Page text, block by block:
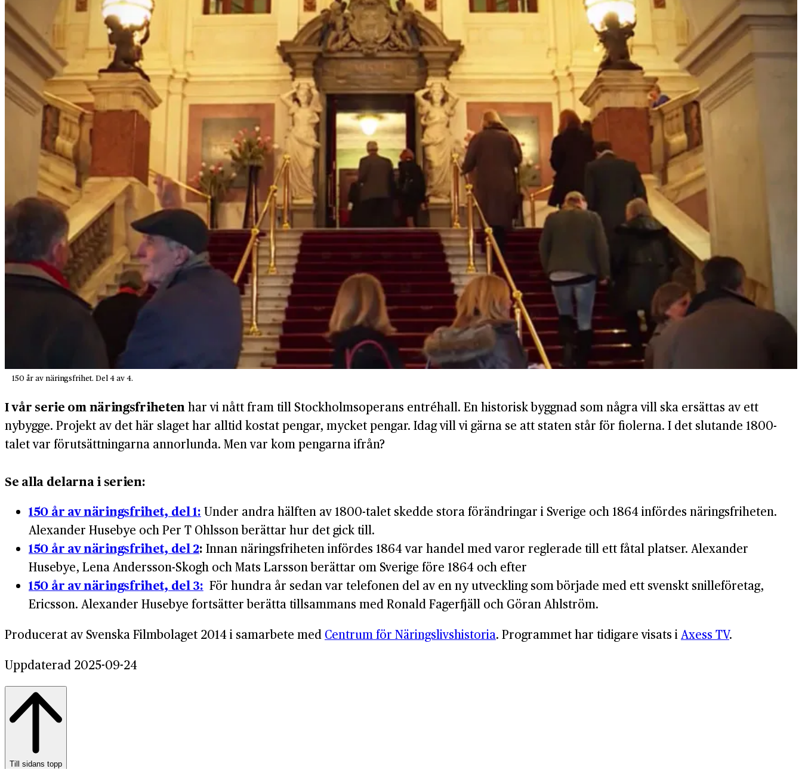
150 år av näringsfrihet. Del 4 av 4.
I vår serie om näringsfrihetenhar vi nått fram till Stockholmsoperans entréhall. En historisk byggnad som några vill ska ersättas av ett
nybygge. Projekt av det här slaget har alltid kostat pengar, mycket pengar. Idag vill vi gärna se att staten står för fiolerna. I det slutande 1800-
talet var förutsättningarna annorlunda. Men var kom pengarna ifrån?
Se alla delarna i serien:
150 år av näringsfrihet, del 1: Under andra hälften av 1800-talet skedde stora förändringar i Sverige och 1864 infördes näringsfriheten.
Alexander Husebye och Per T Ohlsson berättar hur det gick till.
150 år av näringsfrihet, del 2: Innan näringsfriheten infördes 1864 var handel med varor reglerade till ett fåtal platser. Alexander
Husebye, Lena Andersson-Skogh och Mats Larsson berättar om Sverige före 1864 och efter
150 år av näringsfrihet, del 3: För hundra år sedan var telefonen del av en ny utveckling som började med ett svenskt snilleföretag,
Ericsson. Alexander Husebye fortsätter berätta tillsammans med Ronald Fagerfjäll och Göran Ahlström.
Producerat av Svenska Filmbolaget 2014 i samarbete med Centrum för Näringslivshistoria. Programmet har tidigare visats iAxess TV.
Uppdaterad 2025-09-24
Till sidans topp